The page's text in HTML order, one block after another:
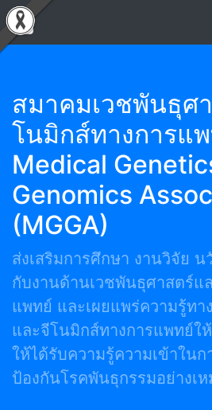
สมาคมเวชพันธุศ
โนมิกส์ทางการแ
Medical
Genomics
(MGGA)
ส่งเสริมการศึกษา งานวิจัย น
กับงานด้านเวชพันธุศาสตร์แ
แพทย์ และเผยแพร่ความรู้ท
และจีโนมิกส์ทางการแพทย์ใ
ให้ได้รับความรู้ความเข้าใน
ป้องกันโรคพันธุกรรมอย่างเ